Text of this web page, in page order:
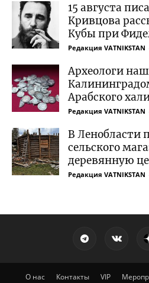
15 августа
Кривцова
Кубы при
Редакция VATNIKSTAN
Археологи
Арабского
Редакция VATNIKSTAN
В Ленобласти
сельского
деревянную
Редакция VATNIKSTAN
О нас Контакты VIP